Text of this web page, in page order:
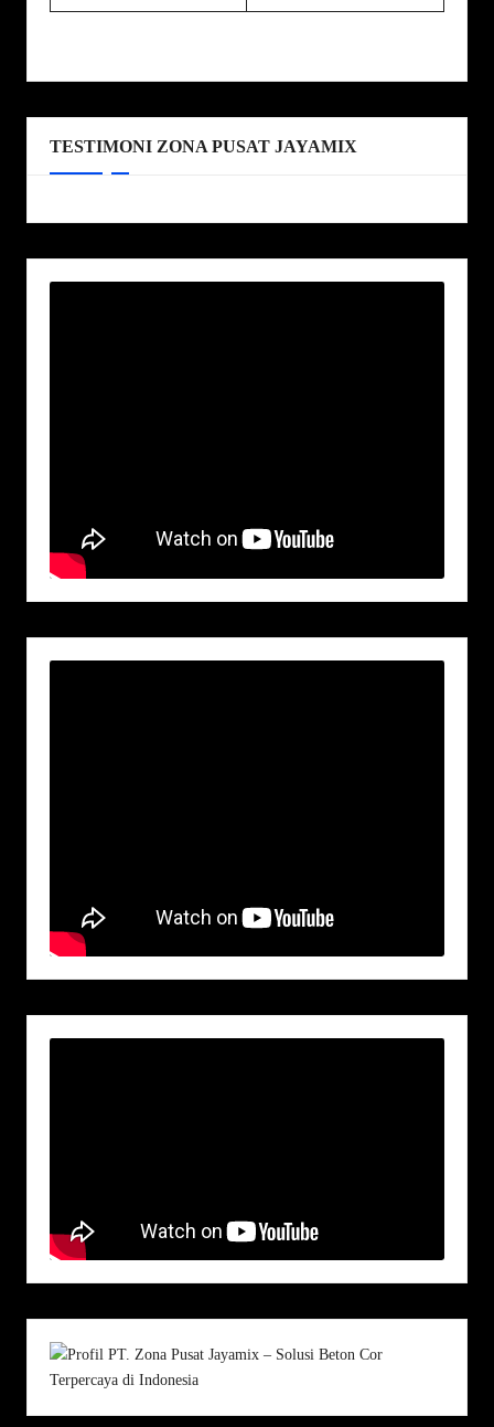
TESTIMONI ZONA PUSAT JAYAMIX